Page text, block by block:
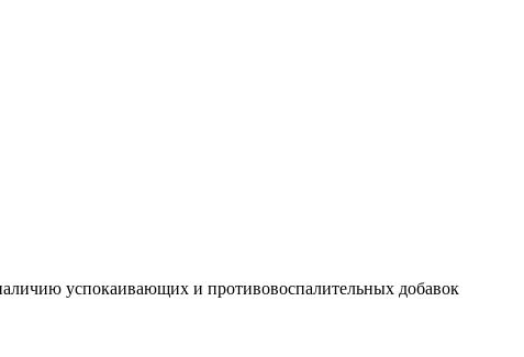
успокаивающих и противовоспалительных добавок